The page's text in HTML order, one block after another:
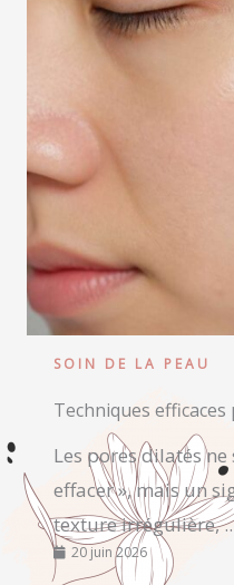
SOIN DE LA PEAU
Techniques
Les pores dilatés
effacer », mais un
texture irrégulière,
20 juin 2026